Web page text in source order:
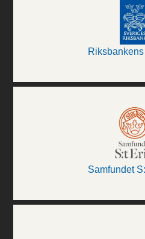
Samfundet